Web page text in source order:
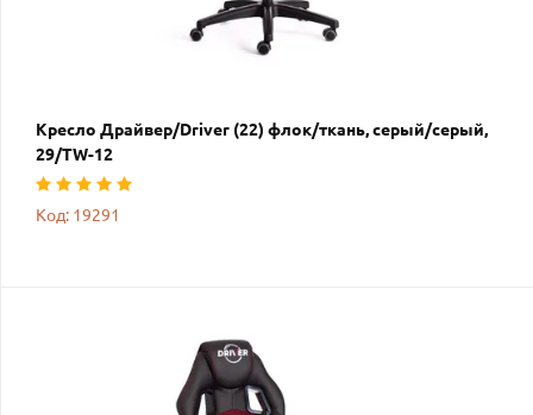
Кресло Драйвер/Driver (22) флок/ткань, серый/серый,
29/TW-12
Код: 19291